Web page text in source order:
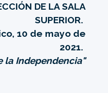
DE LA SALA
SUPERIOR.
10 de mayo de
2021.
la Independencia"